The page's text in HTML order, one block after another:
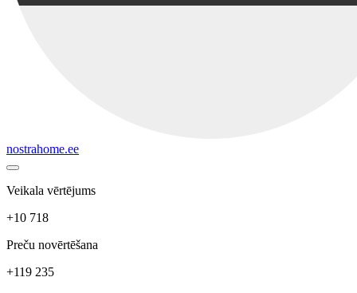
nostrahome.ee
Veikala vērtējums
+10 718
Preču novērtēšana
+119 235